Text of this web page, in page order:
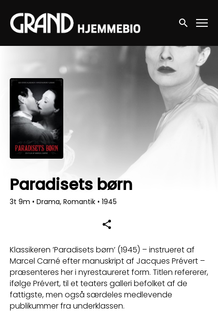
Accessibility Links
Søg nu
Paradisets børn
3t 9m • Drama, Romantik • 1945
Klassikeren ’Paradisets børn’ (1945) – instrueret af
Marcel Carné efter manuskript af Jacques Prévert –
præsenteres her i nyrestaureret form. Titlen refererer,
ifølge Prévert, til et teaters galleri befolket af de
fattigste, men også særdeles medlevende
publikummer fra underklassen.